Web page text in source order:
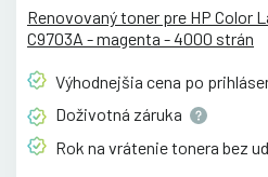
Renovovaný toner pre HP Color
C9703A - magenta - 4000 strán
Výhodnejšia cena po
Doživotná záruka
Rok na vrátenie tonera bez